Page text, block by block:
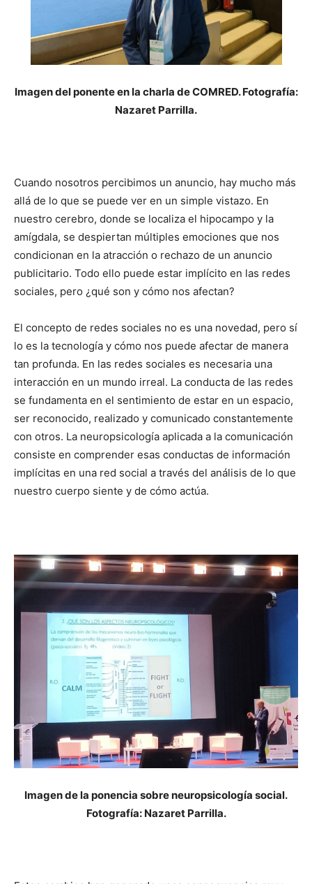
Imagen del ponente en la charla de COMRED. Fotografía:
Nazaret Parrilla.
Cuando nosotros percibimos un anuncio, hay mucho más
allá de lo que se puede ver en un simple vistazo. En
nuestro cerebro, donde se localiza el hipocampo y la
amígdala, se despiertan múltiples emociones que nos
condicionan en la atracción o rechazo de un anuncio
publicitario. Todo ello puede estar implícito en las redes
sociales, pero ¿qué son y cómo nos afectan?
El concepto de redes sociales no es una novedad, pero sí
lo es la tecnología y cómo nos puede afectar de manera
tan profunda. En las redes sociales es necesaria una
interacción en un mundo irreal. La conducta de las redes
se fundamenta en el sentimiento de estar en un espacio,
ser reconocido, realizado y comunicado constantemente
con otros. La neuropsicología aplicada a la comunicación
consiste en comprender esas conductas de información
implícitas en una red social a través del análisis de lo que
nuestro cuerpo siente y de cómo actúa.
Imagen de la ponencia sobre neuropsicología social.
Fotografía: Nazaret Parrilla.